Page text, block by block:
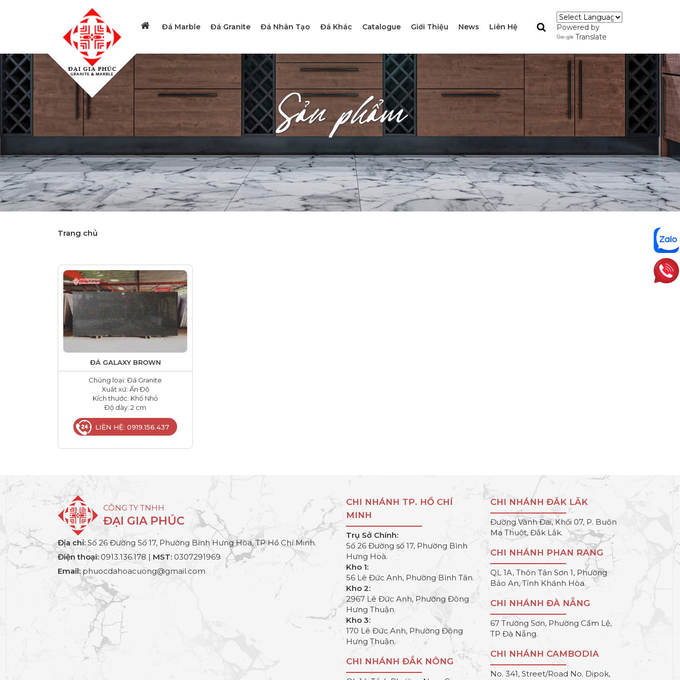
Đá Marble Đá Granite Đá Nhân Tạo Đá Khác Catalogue Giới Thiệu News Liên Hệ
Powered by
Translate
Sản phẩm
Trang chủ
ĐÁ GALAXY BROWN
Chủng loại: Đá Granite
Xuất xứ: Ấn Độ
Kích thước: Khổ Nhỏ
Độ dày: 2 cm
LIÊN HỆ: 0919.156.437
CÔNG TY TNHH
ĐẠI GIA PHÚC
Địa chỉ: Số 26 Đường Số 17, Phường Bình Hưng Hòa, TP Hồ Chí Minh.
Điện thoại: 0913.136.178 | MST: 0307291969
Email:phuocdahoacuong@gmail.com
CHI NHÁNH TP. HỒ CHÍ
MINH
Trụ Sở Chính:
Số 26 Đường số 17, Phường Bình
Hưng Hoà.
Kho 1:
56 Lê Đức Anh, Phường Bình Tân.
Kho 2:
2967 Lê Đức Anh, Phường Đông
Hưng Thuận.
Kho 3:
170 Lê Đức Anh, Phường Đông
Hưng Thuận.
CHI NHÁNH ĐẮK NÔNG
CHI NHÁNH ĐĂK LĂK
Đường Vành Đai, Khối 07, P. Buôn
Ma Thuột, Đắk Lắk.
CHI NHÁNH PHAN RANG
QL 1A, Thôn Tân Sơn 1, Phường
Bảo An, Tỉnh Khánh Hòa.
CHI NHÁNH ĐÀ NẴNG
67 Trường Sơn, Phường Cẩm Lệ,
TP Đà Nẵng.
CHI NHÁNH CAMBODIA
No. 341, Street/Road No. Dipok,